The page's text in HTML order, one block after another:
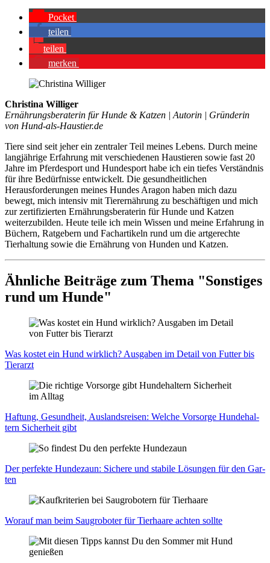
Pocket
tei­len
tei­len
mer­ken
Christina Williger
Ernährungsberaterin für Hunde & Katzen | Autorin | Gründerin
von Hund-als-Haustier.de
Tiere sind seit jeher ein zentraler Teil meines Lebens. Durch meine
langjährige Erfahrung mit verschiedenen Haustieren sowie fast 20
Jahre im Pferdesport und Hundesport habe ich ein tiefes Verständnis
für ihre Bedürfnisse entwickelt. Die gesundheitlichen
Herausforderungen meines Hundes Aragon haben mich dazu
bewegt, mich intensiv mit Tierernährung zu beschäftigen und mich
zur zertifizierten Ernährungsberaterin für Hunde und Katzen
weiterzubilden. Heute teile ich mein Wissen und meine Erfahrung in
Büchern, Ratgebern und Fachartikeln rund um die artgerechte
Tierhaltung sowie die Ernährung von Hunden und Katzen.
Ähnliche Beiträge zum Thema "Sonstiges
rund um Hunde"
Was kos­tet ein Hund wirk­lich? Aus­ga­ben im Detail von Fut­ter bis
Tier­arzt
Haf­tung, Gesund­heit, Aus­lands­rei­sen: Wel­che Vor­sor­ge Hun­de­hal­
tern Sicher­heit gibt
Der per­fek­te Hun­de­zaun: Siche­re und sta­bi­le Lösun­gen für den Gar­
ten
Wor­auf man beim Saug­ro­bo­ter für Tier­haa­re ach­ten soll­te